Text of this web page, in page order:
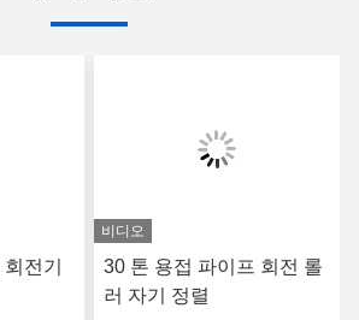
전기
비디오
30 톤 용접 파이프 회전 롤
러 자기 정렬